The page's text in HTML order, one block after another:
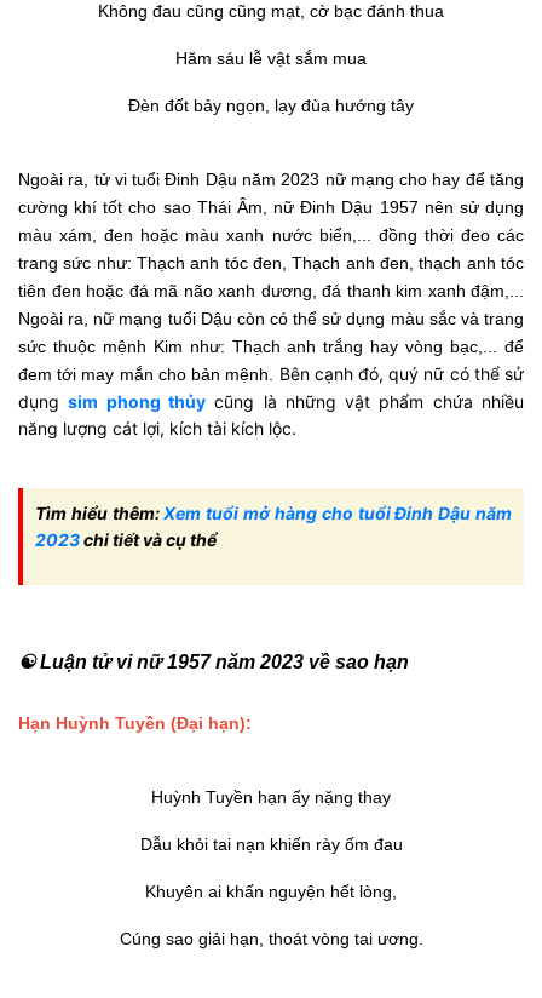
Không đau cũng cũng mạt, cờ bạc đánh thua
Hăm sáu lễ vật sắm mua
Đèn đốt bảy ngọn, lạy đùa hướng tây
Ngoài ra, tử vi tuổi Đinh Dậu năm 2023 nữ mạng cho hay để tăng
cường khí tốt cho sao Thái Âm, nữ Đinh Dậu 1957 nên sử dụng
màu xám, đen hoặc màu xanh nước biển,... đồng thời đeo các
trang sức như: Thạch anh tóc đen, Thạch anh đen, thạch anh tóc
tiên đen hoặc đá mã não xanh dương, đá thanh kim xanh đậm,...
Ngoài ra, nữ mạng tuổi Dậu còn có thể sử dụng màu sắc và trang
sức thuộc mệnh Kim như: Thạch anh trắng hay vòng bạc,... để
đem tới may mắn cho bản mệnh. Bên cạnh đó, quý nữ có thể sử
dụngsim phong thủycũng là những vật phẩm chứa nhiều
năng lượng cát lợi, kích tài kích lộc.
Tìm hiểu thêm:Xem tuổi mở hàng cho tuổi Đinh Dậu năm
2023chi tiết và cụ thể
☯ Luận tử vi nữ 1957 năm 2023 về sao hạn
Hạn Huỳnh Tuyền (Đại hạn):
Huỳnh Tuyền hạn ấy nặng thay
Dẫu khỏi tai nạn khiến rày ốm đau
Khuyên ai khấn nguyện hết lòng,
Cúng sao giải hạn, thoát vòng tai ương.